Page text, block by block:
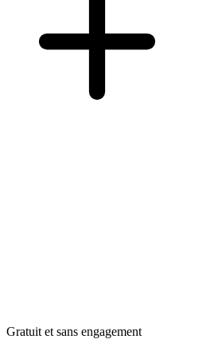
Gratuit et sans engagement